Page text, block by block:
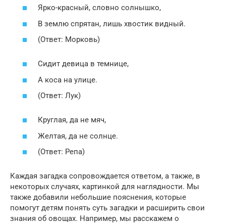
Ярко-красный, словно солнышко,
В землю спрятан, лишь хвостик видный.
(Ответ: Морковь)
Сидит девица в темнице,
А коса на улице.
(Ответ: Лук)
Круглая, да не мяч,
Желтая, да не солнце.
(Ответ: Репа)
Каждая загадка сопровождается ответом, а также, в
некоторых случаях, картинкой для наглядности. Мы
также добавили небольшие пояснения, которые
помогут детям понять суть загадки и расширить свои
знания об овощах. Например, мы расскажем о